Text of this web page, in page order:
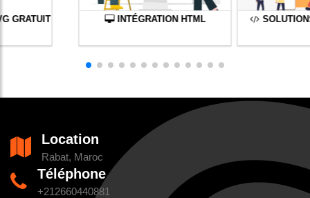
GRATUIT INTÉGRATION HTML
Location
Rabat, Maroc
Téléphone
+212660440881